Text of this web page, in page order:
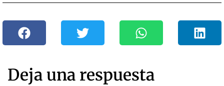
Deja una respuesta